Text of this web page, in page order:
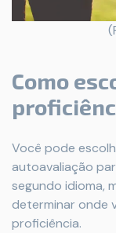
Como
Você pode
autoavaliação
segundo idioma,
determinar onde
proficiência.